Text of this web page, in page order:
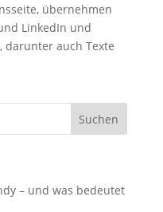
übernehmen
LinkedIn und
darunter auch Texte
– und was bedeutet